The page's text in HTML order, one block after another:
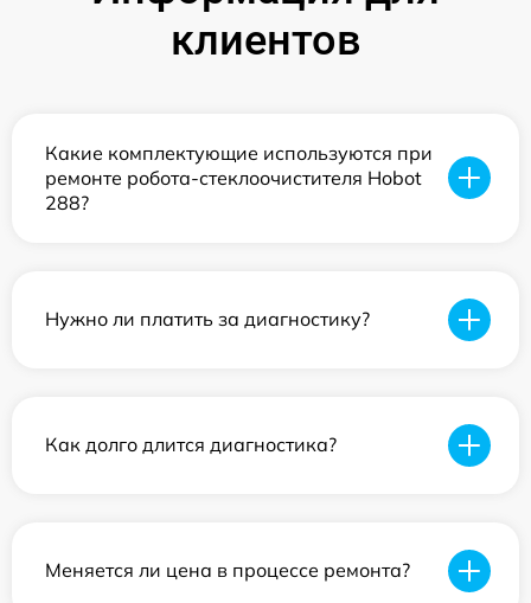
клиентов
Какие комплектующие используются при
ремонте робота-стеклоочистителя Hobot
288?
Нужно ли платить за диагностику?
Как долго длится диагностика?
Меняется ли цена в процессе ремонта?